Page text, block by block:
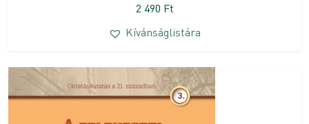
2 490 Ft
Kívánságlistára